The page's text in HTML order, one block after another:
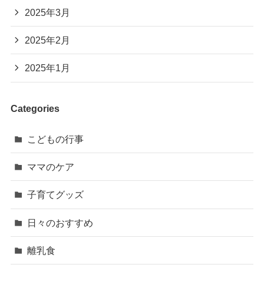
2025年3月
2025年2月
2025年1月
Categories
こどもの行事
ママのケア
子育てグッズ
日々のおすすめ
離乳食